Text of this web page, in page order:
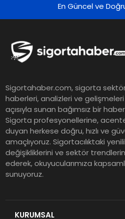
En Güncel ve
Sigortahaber.com, sigorta
haberleri, analizleri ve gelişmeleri
açısıyla sunan bağımsız bir
Sigorta profesyonellerine,
duyan herkese doğru, hızlı ve
amaçlıyoruz. Sigortacılıktaki
değişikliklerini ve sektör
ederek, okuyucularımıza
sunuyoruz.
KURUMSAL